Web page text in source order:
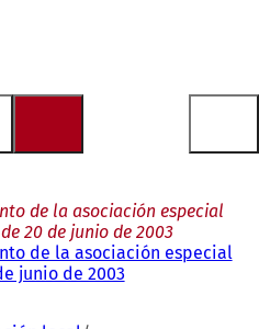
de la asociación especial
20 de junio de 2003
de la asociación especial
junio de 2003